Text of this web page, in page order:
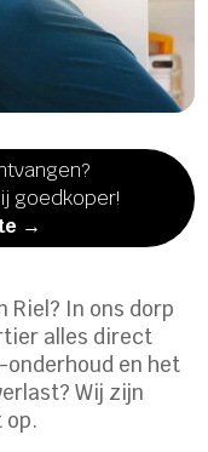
goedkoper!
→
Riel? In ons dorp
alles direct
en het
Wij zijn
op.